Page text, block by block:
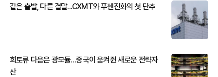
같은 출발, 다른 결말...CXMT와 푸젠진화의 첫 단추
희토류 다음은 광모듈…중국이 움켜쥔 새로운 전략자
산